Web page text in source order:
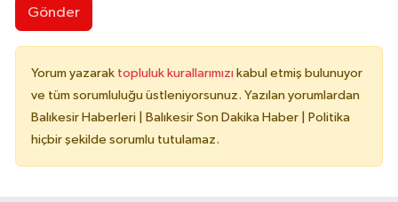
Gönder
Yorum yazarak topluluk kurallarımızı kabul etmiş bulunuyor
ve tüm sorumluluğu üstleniyorsunuz. Yazılan yorumlardan
Balıkesir Haberleri | Balıkesir Son Dakika Haber | Politika
hiçbir şekilde sorumlu tutulamaz.